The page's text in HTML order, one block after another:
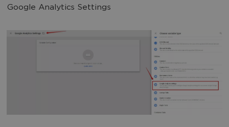
Google Analytics Settings